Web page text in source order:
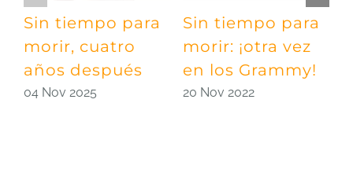
Sin tiempo para
morir, cuatro
años después
04 Nov 2025
Sin tiempo para
morir: ¡otra vez
en los Grammy!
20 Nov 2022